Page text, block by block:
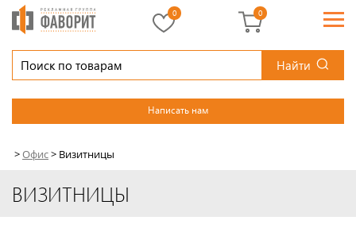
Найти
Написать нам
0 0
>Офис> Визитницы
ВИЗИТНИЦЫ